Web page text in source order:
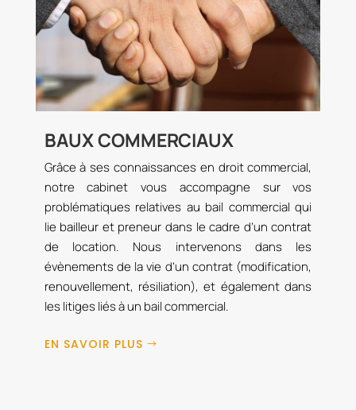
BAUX COMMERCIAUX
Grâce à ses connaissances en droit commercial,
notre cabinet vous accompagne sur vos
problématiques relatives au bail commercial qui
lie bailleur et preneur dans le cadre d’un contrat
de location. Nous intervenons dans les
évènements de la vie d’un contrat (modification,
renouvellement, résiliation), et également dans
les litiges liés à un bail commercial.
EN SAVOIR PLUS